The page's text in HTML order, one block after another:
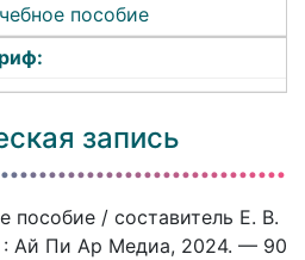
пособие
запись
пособие / составитель Е. В.
Ай Пи Ар Медиа, 2024. — 90